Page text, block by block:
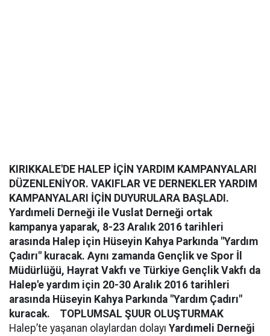
KIRIKKALE'DE HALEP İÇİN YARDIM KAMPANYALARI
DÜZENLENİYOR. VAKIFLAR VE DERNEKLER YARDIM
KAMPANYALARI İÇİN DUYURULARA BAŞLADI.
Yardımeli Derneği ile Vuslat Derneği ortak
kampanya yaparak, 8-23 Aralık 2016 tarihleri
arasında Halep için Hüseyin Kahya Parkında "Yardım
Çadırı" kuracak. Aynı zamanda Gençlik ve Spor İl
Müdürlüğü, Hayrat Vakfı ve Türkiye Gençlik Vakfı da
Halep'e yardım için 20-30 Aralık 2016 tarihleri
arasında Hüseyin Kahya Parkında "Yardım Çadırı"
kuracak.
TOPLUMSAL ŞUUR OLUŞTURMAK
Halep’te yaşanan olaylardan dolayı Yardımeli Derneği